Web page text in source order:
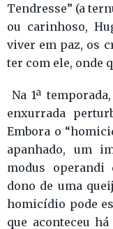
Tendresse” (a
ou carinhoso,
viver em paz, os
ter com ele, onde
Na 1ª
enxurrada
Embora o
apanhado, um
modus operandi
dono de uma
homicídio pode
que aconteceu